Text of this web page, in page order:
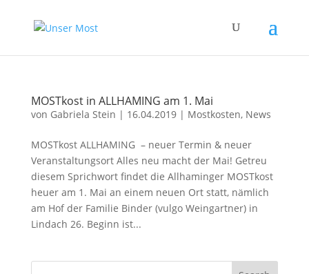
MOSTkost in ALLHAMING am 1. Mai
von Gabriela Stein | 16.04.2019| Mostkosten, News
MOSTkost ALLHAMING – neuer Termin & neuer
Veranstaltungsort Alles neu macht der Mai! Getreu
diesem Sprichwort findet die Allhaminger MOSTkost
heuer am 1. Mai an einem neuen Ort statt, nämlich
am Hof der Familie Binder (vulgo Weingartner) in
Lindach 26. Beginn ist...